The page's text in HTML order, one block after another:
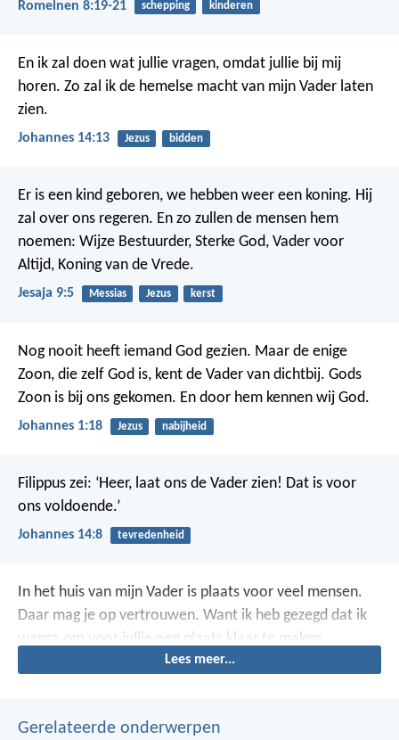
Romeinen 8:19-21 schepping kinderen
En ik zal doen wat jullie vragen, omdat jullie bij mij
horen. Zo zal ik de hemelse macht van mijn Vader laten
zien.
Johannes 14:13 Jezus bidden
Er is een kind geboren, we hebben weer een koning. Hij
zal over ons regeren. En zo zullen de mensen hem
noemen: Wijze Bestuurder, Sterke God, Vader voor
Altijd, Koning van de Vrede.
Jesaja 9:5 Messias Jezus kerst
Nog nooit heeft iemand God gezien. Maar de enige
Zoon, die zelf God is, kent de Vader van dichtbij. Gods
Zoon is bij ons gekomen. En door hem kennen wij God.
Johannes 1:18 Jezus nabijheid
Filippus zei: ‘Heer, laat ons de Vader zien! Dat is voor
ons voldoende.’
Johannes 14:8 tevredenheid
In het huis van mijn Vader is plaats voor veel mensen.
Daar mag je op vertrouwen. Want ik heb gezegd dat ik
wegga om voor jullie een plaats klaar te maken.
Lees meer...
Gerelateerde onderwerpen